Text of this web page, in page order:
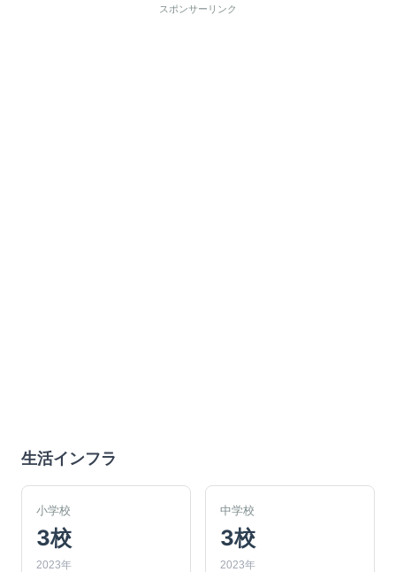
スポンサーリンク
生活インフラ
小学校
3校
2023年
中学校
3校
2023年